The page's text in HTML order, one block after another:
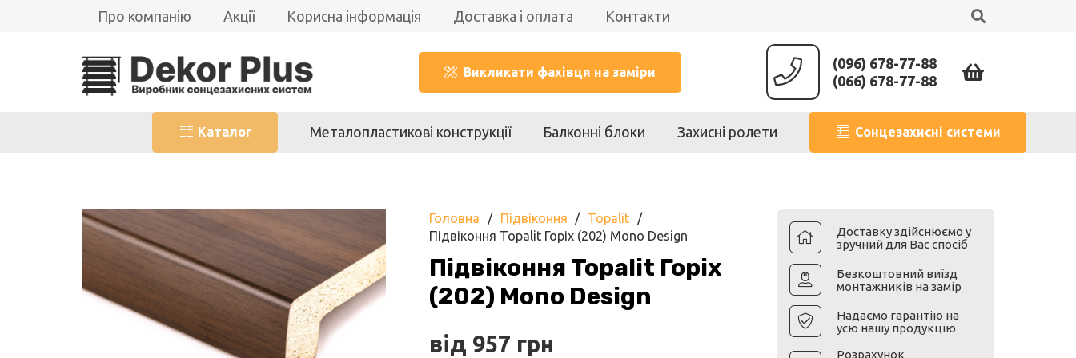
Про компанію Акції Корисна інформація Доставка і оплата Контакти
Викликати фахівця на заміри
(096) 678-77-88
(066) 678-77-88
Каталог Металопластикові конструкції Балконні блоки Захисні ролети Сонцезахисні системи
Головна / Підвіконня / Topalit
/
Підвіконня Topalit Горіх (202) Mono Design
Підвіконня Topalit Горіх
(202) Mono Design
від 957 грн
Доставку здійснюємо у
зручний для Вас спосіб
Безкоштовний виїзд
монтажників на замір
Надаємо гарантію на
усю нашу продукцію
Розрахунок